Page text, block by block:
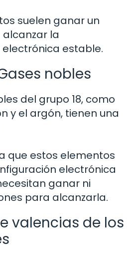
suelen ganar un
la
estable.
nobles
del grupo 18, como
y el argón, tienen una
que estos elementos
electrónica
ganar ni
para alcanzarla.
valencias de los